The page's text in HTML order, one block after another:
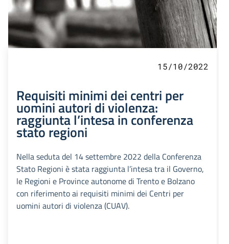
15/10/2022
Requisiti minimi dei centri per
uomini autori di violenza:
raggiunta l’intesa in conferenza
stato regioni
Nella seduta del 14 settembre 2022 della Conferenza
Stato Regioni è stata raggiunta l’intesa tra il Governo,
le Regioni e Province autonome di Trento e Bolzano
con riferimento ai requisiti minimi dei Centri per
uomini autori di violenza (CUAV).